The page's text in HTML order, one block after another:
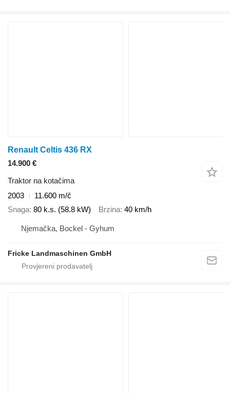
Renault Celtis 436 RX
14.900 €
Traktor na kotačima
2003
11.600 m/č
Snaga 80 k.s. (58.8 kW) Brzina 40 km/h
Njemačka, Bockel - Gyhum
Fricke Landmaschinen GmbH